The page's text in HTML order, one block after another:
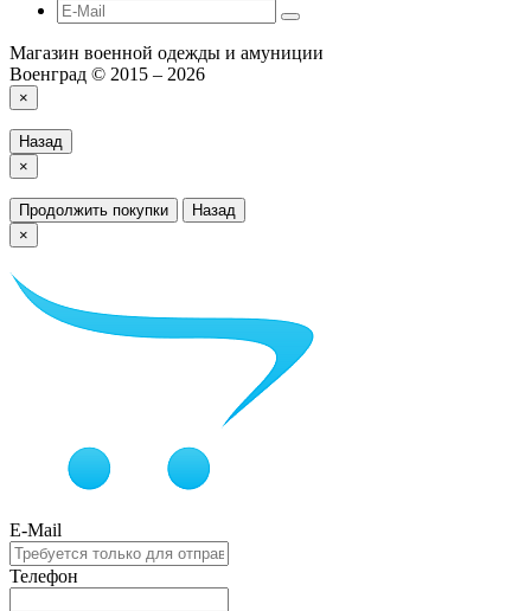
Магазин военной одежды и амуниции
Военград © 2015 – 2026
×
Назад
×
Продолжить покупки
Назад
×
E-Mail
Телефон